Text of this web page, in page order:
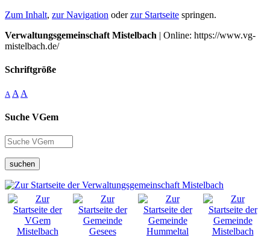
Zum Inhalt, zur Navigation oderzur Startseite springen.
Verwaltungsgemeinschaft Mistelbach | Online: https://www.vg-
mistelbach.de/
Schriftgröße
A A A
Suche VGem
suchen